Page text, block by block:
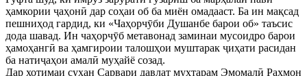
ҳамкории ҷаҳонӣ дар соҳаи об ба миён омадааст. Ба ин мақсад
пешниҳод гардид, ки «Чаҳорчӯби Душанбе барои об» таъсис
дода шавад. Ин чаҳорчӯб метавонад заминаи мусоидро барои
ҳамоҳангӣ ва ҳамгироии талошҳои муштарак ҷиҳати расидан
ба натиҷаҳои амалӣ муҳайё созад.
Дар хотимаи сухан Сарвари давлат муҳтарам Эмомалӣ Раҳмон